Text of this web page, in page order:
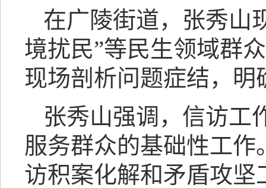
在广陵街道，张秀山
境扰民”等民生领域群
现场剖析问题症结，
张秀山强调，信访工
服务群众的基础性工
访积案化解和矛盾攻